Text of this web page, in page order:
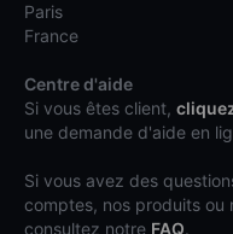
Paris
France
Centre d'aide
Si vous êtes client,
une demande d'aide en
Si vous avez des
comptes, nos produits ou
consultez notre FAQ.